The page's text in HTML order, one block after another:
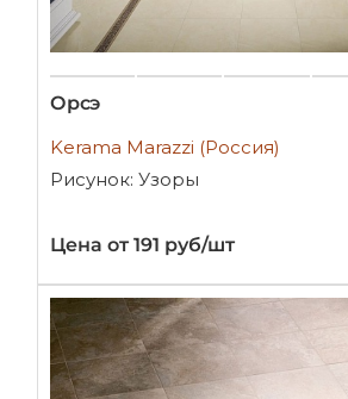
Орсэ
Kerama Marazzi (Россия)
Рисунок: Узоры
Цена от 191 руб/шт